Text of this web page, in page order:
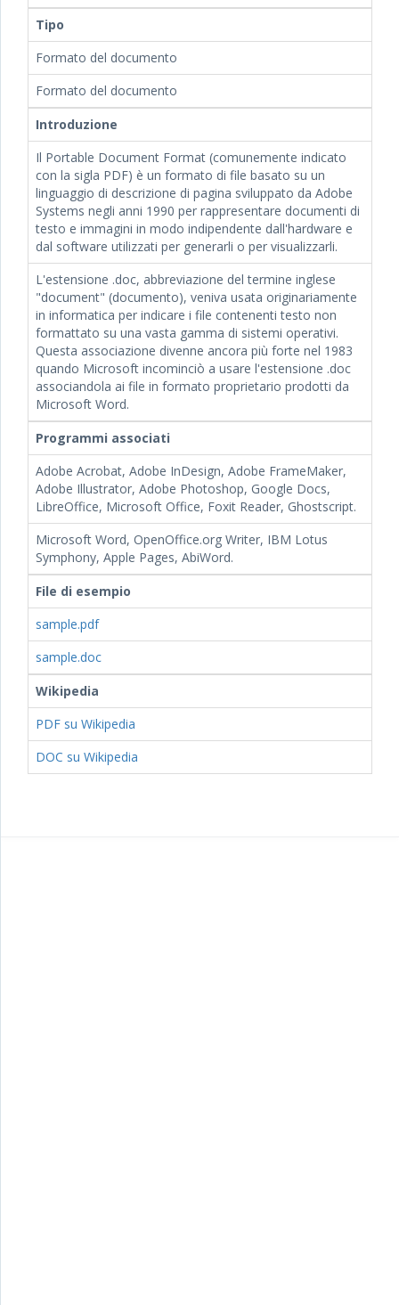
Tipo
Formato del documento
Formato del documento
Introduzione
Il Portable Document Format (comunemente indicato
con la sigla PDF) è un formato di file basato su un
linguaggio di descrizione di pagina sviluppato da Adobe
Systems negli anni 1990 per rappresentare documenti di
testo e immagini in modo indipendente dall'hardware e
dal software utilizzati per generarli o per visualizzarli.
L'estensione .doc, abbreviazione del termine inglese
"document" (documento), veniva usata originariamente
in informatica per indicare i file contenenti testo non
formattato su una vasta gamma di sistemi operativi.
Questa associazione divenne ancora più forte nel 1983
quando Microsoft incominciò a usare l'estensione .doc
associandola ai file in formato proprietario prodotti da
Microsoft Word.
Programmi associati
Adobe Acrobat, Adobe InDesign, Adobe FrameMaker,
Adobe Illustrator, Adobe Photoshop, Google Docs,
LibreOffice, Microsoft Office, Foxit Reader, Ghostscript.
Microsoft Word, OpenOffice.org Writer, IBM Lotus
Symphony, Apple Pages, AbiWord.
File di esempio
sample.pdf
sample.doc
Wikipedia
PDF su Wikipedia
DOC su Wikipedia